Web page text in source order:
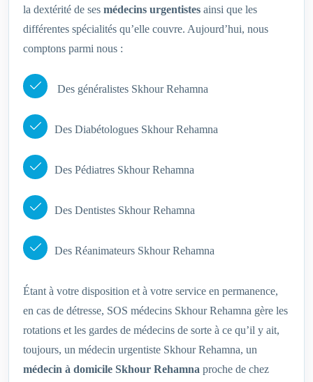
la dextérité de ses médecins urgentistes ainsi que les
différentes spécialités qu’elle couvre. Aujourd’hui, nous
comptons parmi nous :
Des généralistes Skhour Rehamna
Des Diabétologues Skhour Rehamna
Des Pédiatres Skhour Rehamna
Des Dentistes Skhour Rehamna
Des Réanimateurs Skhour Rehamna
Étant à votre disposition et à votre service en permanence,
en cas de détresse, SOS médecins Skhour Rehamna gère les
rotations et les gardes de médecins de sorte à ce qu’il y ait,
toujours, un médecin urgentiste Skhour Rehamna, un
médecin à domicile Skhour Rehamna proche de chez